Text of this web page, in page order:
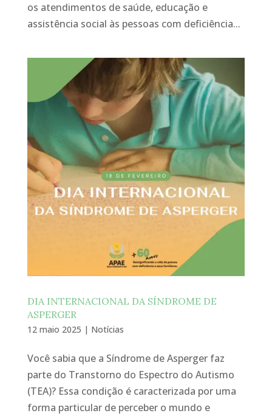
os atendimentos de saúde, educação e
assistência social às pessoas com deficiência...
DIA INTERNACIONAL DA SÍNDROME DE
ASPERGER
12 maio 2025 | Notícias
Você sabia que a Síndrome de Asperger faz
parte do Transtorno do Espectro do Autismo
(TEA)? Essa condição é caracterizada por uma
forma particular de perceber o mundo e